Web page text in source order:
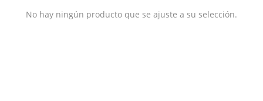
No hay ningún producto que se ajuste a su selección.